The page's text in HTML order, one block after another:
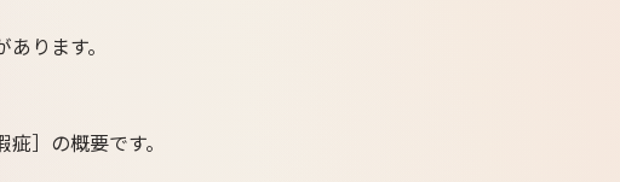
ります。
］の概要です。